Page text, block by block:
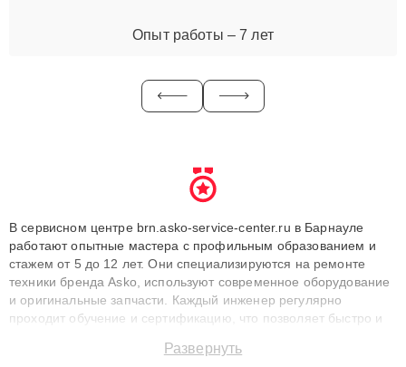
Опыт работы – 7 лет
В сервисном центре brn.asko-service-center.ru в Барнауле
работают опытные мастера с профильным образованием и
стажем от 5 до 12 лет. Они специализируются на ремонте
техники бренда Asko, используют современное оборудование
и оригинальные запчасти. Каждый инженер регулярно
проходит обучение и сертификацию, что позволяет быстро и
сохранением гарантии до 3 лет. Наши мастера решают
Развернуть